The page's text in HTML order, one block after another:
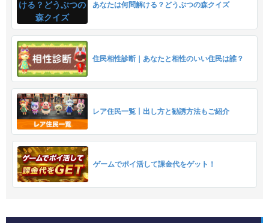
あなたは何問解ける？どうぶつの森クイズ
住民相性診断｜あなたと相性のいい住民は誰？
レア住民一覧丨出し方と勧誘方法もご紹介
ゲームでポイ活して課金代をゲット！